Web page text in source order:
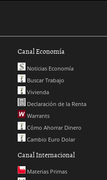
Canal Economía
Noticias Economía
Buscar Trabajo
Vivienda
Declaración de la Renta
Warrants
Cómo Ahorrar Dinero
Cambio Euro Dolar
Canal Internacional
Materias Primas